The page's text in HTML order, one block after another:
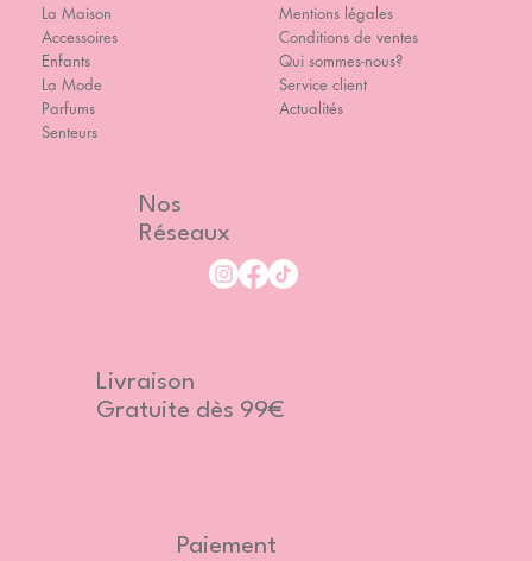
La Maison
Accessoires
Enfants
La Mode
Parfums
Senteurs
Mentions légales
Conditions de ventes
Qui sommes-nous?
Service client
Actualités
Nos
Réseaux
Livraison
Gratuite dès 99€
Paiement